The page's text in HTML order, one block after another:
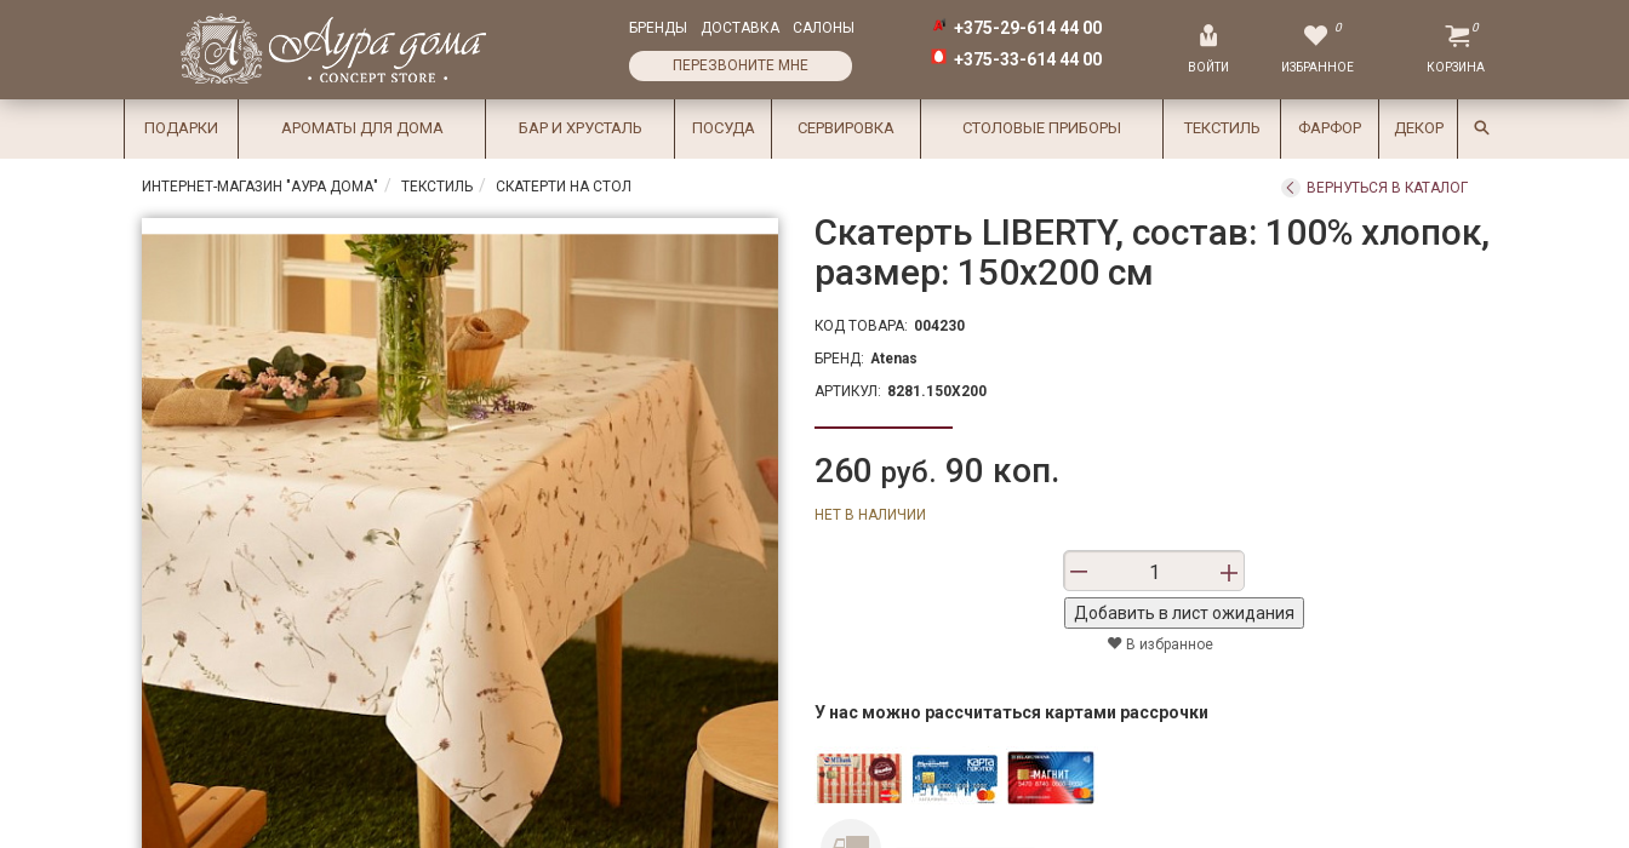
Избранное
×
СалоныДоставка
Оплата
Подарки
Ароматы
для дома
Сервировка
Столовые
приборы
Текстиль
БРЕНДЫ ДОСТАВКА САЛОНЫ
ПЕРЕЗВОНИТЕ МНЕ
+375-29-614 44 00
+375-33-614 44 00
ВОЙТИ
0
ИЗБРАННОЕ
0
КОРЗИНА
ПОДАРКИ АРОМАТЫ ДЛЯ ДОМА БАР И ХРУСТАЛЬ ПОСУДА СЕРВИРОВКА СТОЛОВЫЕ ПРИБОРЫ ТЕКСТИЛЬ ФАРФОР ДЕКОР
ИНТЕРНЕТ-МАГАЗИН "АУРА ДОМА" ТЕКСТИЛЬ СКАТЕРТИ НА СТОЛ ВЕРНУТЬСЯ В КАТАЛОГ
Скатерть LIBERTY, состав: 100% хлопок,
размер: 150х200 см
КОД ТОВАРА: 004230
БРЕНД: Atenas
АРТИКУЛ: 8281.150X200
260 руб. 90 коп.
НЕТ В НАЛИЧИИ
В избранное
У нас можно рассчитаться картами рассрочки